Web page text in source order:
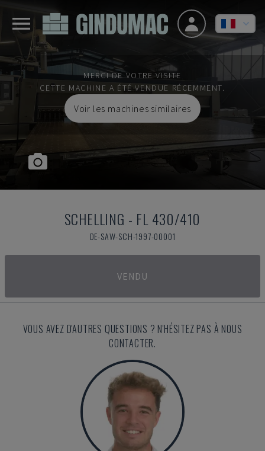
MERCI DE VOTRE VISITE
CETTE MACHINE A ÉTÉ VENDUE RÉCEMMENT.
Voir les machines similaires
SCHELLING - FL 430/410
DE-SAW-SCH-1997-00001
VENDU
VOUS AVEZ D'AUTRES QUESTIONS ? N'HÉSITEZ PAS À NOUS
CONTACTER.